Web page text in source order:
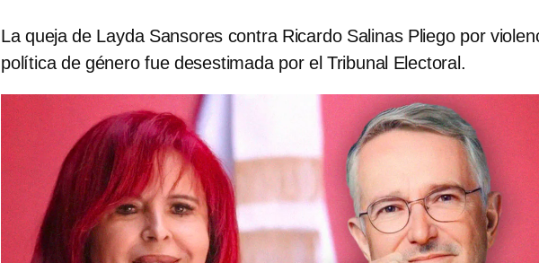
La queja de Layda Sansores contra Ricardo Salinas Pliego por
política de género fue desestimada por el Tribunal Electoral.